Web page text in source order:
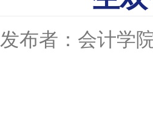
发布者：会计学